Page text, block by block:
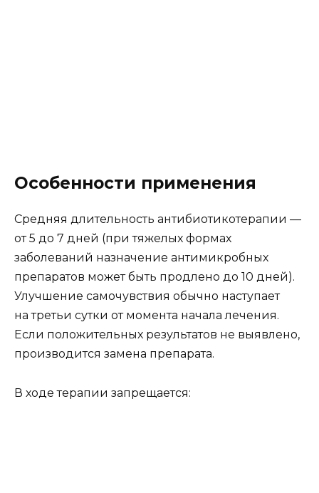
Особенности применения
Средняя длительность антибиотикотерапии —
от 5 до 7 дней (при тяжелых формах
заболеваний назначение антимикробных
препаратов может быть продлено до 10 дней).
Улучшение самочувствия обычно наступает
на третьи сутки от момента начала лечения.
Если положительных результатов не выявлено,
производится замена препарата.
В ходе терапии запрещается: